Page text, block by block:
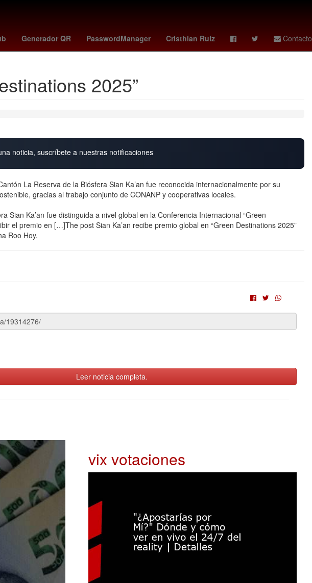
Generador QR PasswordManager Cristhian Ruiz Contacto
Senador Nueva York G7 paises 27 de marzo
2025”
noticia, suscríbete a nuestras notificaciones
La Reserva de la Biósfera Sian Ka’an fue reconocida internacionalmente por su
gracias al trabajo conjunto de CONANP y cooperativas locales.
Sian Ka’an fue distinguida a nivel global en la Conferencia Internacional “Green
el premio en […]The post Sian Ka’an recibe premio global en “Green Destinations 2025”
Roo Hoy.
Leer noticia completa.
vix votaciones